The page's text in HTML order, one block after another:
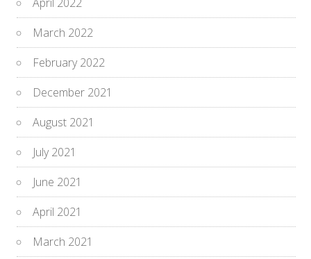
March 2022
February 2022
December 2021
August 2021
July 2021
June 2021
April 2021
March 2021